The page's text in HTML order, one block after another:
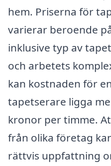
hem. Priserna för
varierar beroende
inklusive typ av
och arbetets
kan kostnaden för
tapetserare ligga
kronor per timme.
från olika företag
rättvis uppfattning